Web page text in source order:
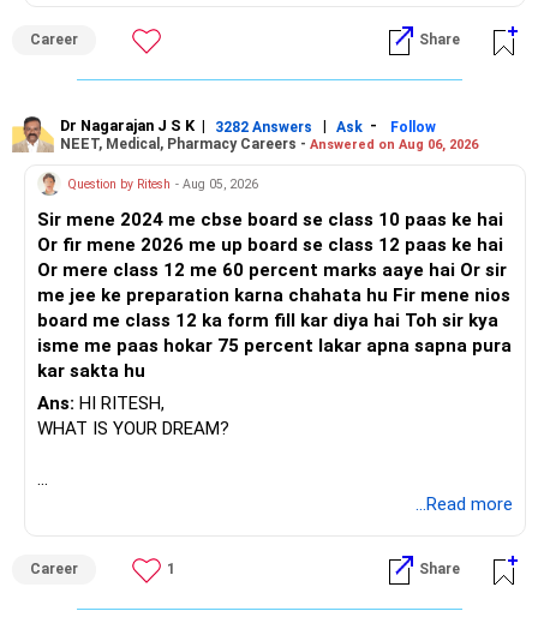
Career Share
Dr Nagarajan J S K | 3282 Answers | Ask -
Follow
NEET, Medical, Pharmacy Careers - Answered on Aug 06, 2026
Question by Ritesh - Aug 05, 2026
Sir mene 2024 me cbse board se class 10 paas ke hai
Or fir mene 2026 me up board se class 12 paas ke hai
Or mere class 12 me 60 percent marks aaye hai Or sir
me jee ke preparation karna chahata hu Fir mene nios
board me class 12 ka form fill kar diya hai Toh sir kya
isme me paas hokar 75 percent lakar apna sapna pura
kar sakta hu
Ans: HI RITESH,
WHAT IS YOUR DREAM?
...Read more
Career 1 Share